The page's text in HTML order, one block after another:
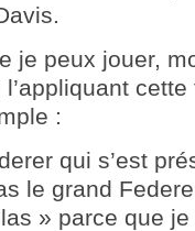
je peux jouer,
l’appliquant
:
qui s’est
le grand
» parce que